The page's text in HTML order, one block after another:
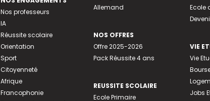
Nos professeurs
IA
Réussite scolaire
Orientation
Sport
Citoyenneté
Afrique
Francophonie
Allemand
NOS OFFRES
Offre 2025-2026
Pack Réussite 4 ans
REUSSITE SCOLAIRE
Ecole Primaire
Ecole
VIE
Vie
Jobs